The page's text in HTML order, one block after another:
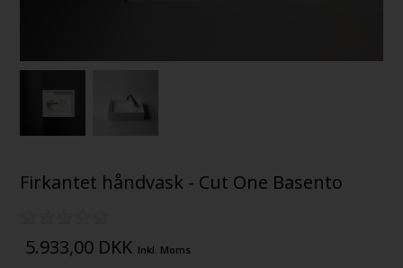
Firkantet håndvask - Cut One Basento
5.933,00 DKK Inkl. Moms